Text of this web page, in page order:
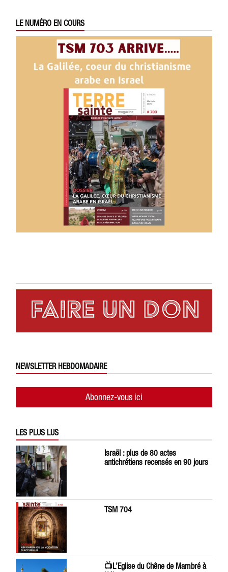
LE NUMÉRO EN COURS
NEWSLETTER HEBDOMADAIRE
Abonnez-vous ici
LES PLUS LUS
Israël : plus de 80 actes
antichrétiens recensés en 90 jours
TSM 704
📺L’Eglise du Chêne de Mambré à